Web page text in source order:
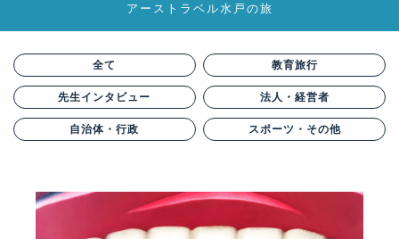
アーストラベル水戸の旅
全て 教育旅行
先生インタビュー 法人・経営者
自治体・行政 スポーツ・ その他